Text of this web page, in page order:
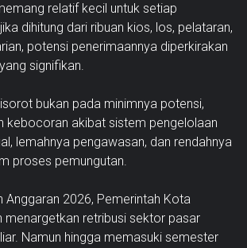
relatif kecil untuk setiap
dihitung dari ribuan kios, los, pelataran,
potensi penerimaannya diperkirakan
signifikan.
bukan pada minimnya potensi,
kebocoran akibat sistem pengelolaan
lemahnya pengawasan, dan rendahnya
proses pemungutan.
Anggaran 2026, Pemerintah Kota
menargetkan retribusi sektor pasar
Namun hingga memasuki semester